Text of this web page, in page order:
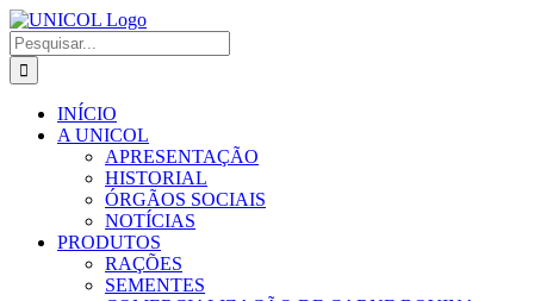
Skip
to
content
Pesquisar
INÍCIO
A UNICOL
APRESENTAÇÃO
HISTORIAL
ÓRGÃOS SOCIAIS
NOTÍCIAS
PRODUTOS
RAÇÕES
SEMENTES